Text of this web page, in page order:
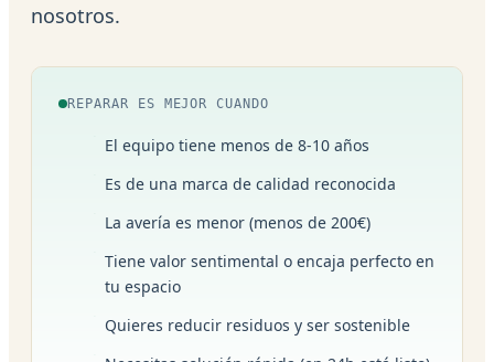
nosotros.
REPARAR ES MEJOR CUANDO
El equipo tiene menos de 8-10 años
Es de una marca de calidad reconocida
La avería es menor (menos de 200€)
Tiene valor sentimental o encaja perfecto en
tu espacio
Quieres reducir residuos y ser sostenible